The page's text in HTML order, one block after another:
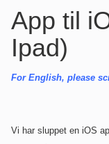
App til
Ipad)
For English, please
Vi har sluppet en iOS